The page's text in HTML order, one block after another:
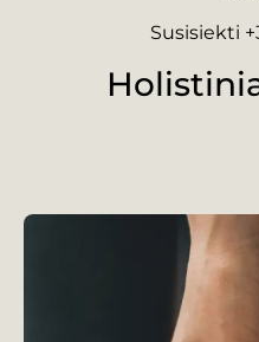
Susisiekti